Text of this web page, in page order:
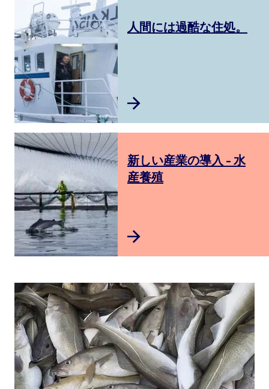
人間には過酷な住処。
新しい産業の導入 - 水
産養殖